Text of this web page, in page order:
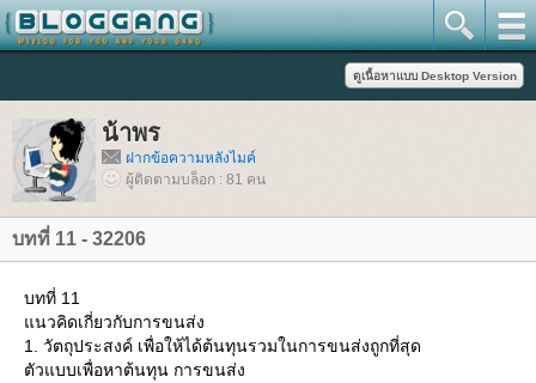
น้าพร
ฝากข้อความหลังไมค์
ผู้ติดตามบล็อก : 81 คน
บทที่ 11 - 32206
บทที่ 11
นวคิดเกี่ยวกับการขนส่ง
1. วัตถุประสงค์ เพื่อให้ได้ต้นทุนรวมในการขนส่งถูกที่สุด
ตัวแบบเพื่อหาต้นทุน การขนส่ง